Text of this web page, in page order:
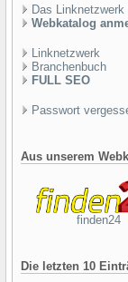
Das Linknetzwerk
Webkatalog
Linknetzwerk
Branchenbuch
FULL SEO
Passwort
Aus unserem
finden24
Die letzten 10